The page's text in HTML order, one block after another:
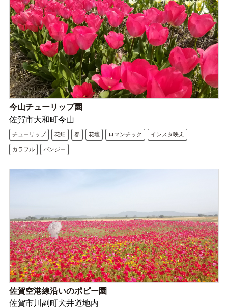
今山チューリップ園
佐賀市大和町今山
チューリップ 花畑 春 花壇 ロマンチック インスタ映え
カラフル パンジー
佐賀空港線沿いのポピー園
佐賀市川副町犬井道地内